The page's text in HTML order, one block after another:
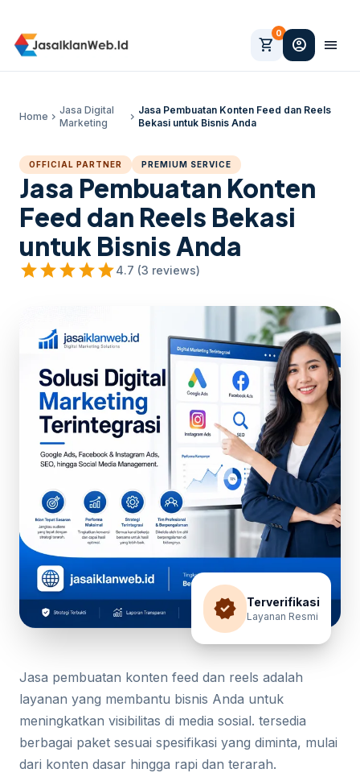
shopping_cart
0
account_circle menu
Home chevron_right
Jasa Digital
Marketing
chevron_right
Jasa Pembuatan Konten Feed dan Reels
Bekasi untuk Bisnis Anda
OFFICIAL PARTNER PREMIUM SERVICE
Jasa Pembuatan Konten
Feed dan Reels Bekasi
untuk Bisnis Anda
starstarstarstarstar4.7 (3 reviews)
verified Terverifikasi
Layanan Resmi
Jasa pembuatan konten feed dan reels adalah
layanan yang membantu bisnis Anda untuk
meningkatkan visibilitas di media sosial. tersedia
berbagai paket sesuai spesifikasi yang diminta, mulai
dari konten dasar hingga rapi dan terarah.